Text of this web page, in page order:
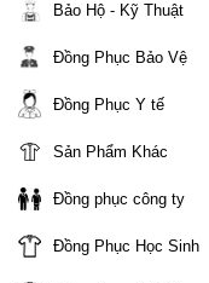
Bảo Hộ - Kỹ Thuật
Đồng Phục Bảo Vệ
Đồng Phục Y tế
Sản Phẩm Khác
Đồng phục công ty
Đồng Phục Học Sinh